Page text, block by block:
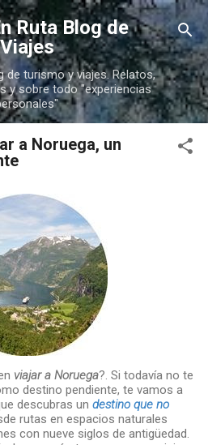
principal
Ruta Blog de
Viajes
de turismo y viajes. Relatos,
y sobre todo "experiencias
a Noruega, un
viajar a Noruega?. Si todavía no te
destino pendiente, te vamos a
descubras un destino que no
rutas en espacios naturales
con nueve siglos de antigüedad.